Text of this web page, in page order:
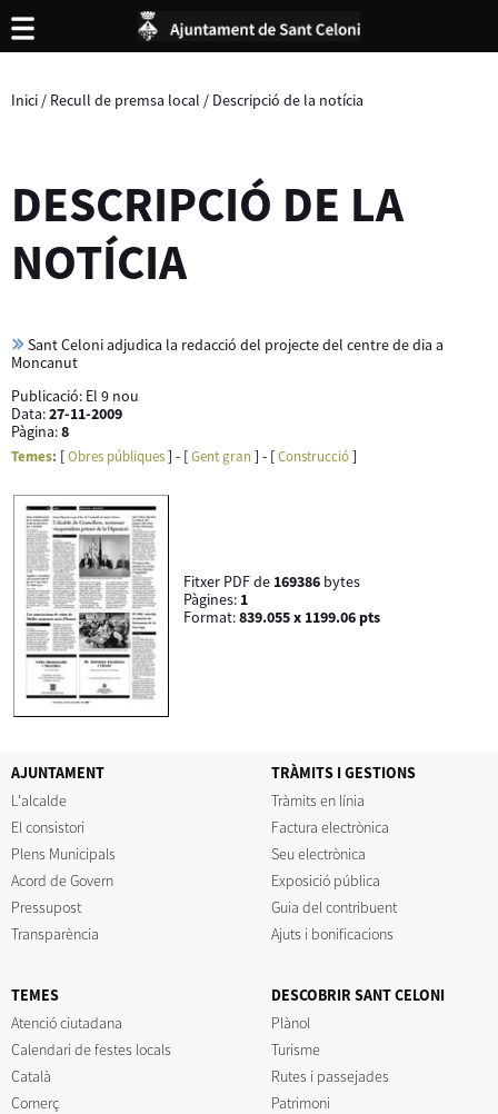
Inici / Recull de premsa local / Descripció de la notícia
DESCRIPCIÓ DE LA
NOTÍCIA
Sant Celoni adjudica la redacció del projecte del centre de dia a
Moncanut
Publicació: El 9 nou
Data:27-11-2009
Pàgina:8
Temes: [Obres públiques] - [Gent gran ] - [Construcció]
Fitxer PDF de 169386 bytes
Pàgines: 1
Format:839.055 x 1199.06 pts
AJUNTAMENT
L'alcalde
El consistori
Plens Municipals
Acord de Govern
Pressupost
Transparència
TRÀMITS I GESTIONS
Tràmits en línia
Factura electrònica
Seu electrònica
Exposició pública
Guia del contribuent
Ajuts i bonificacions
TEMES
Atenció ciutadana
Calendari de festes locals
Català
Comerç
DESCOBRIR SANT CELONI
Plànol
Turisme
Rutes i passejades
Patrimoni